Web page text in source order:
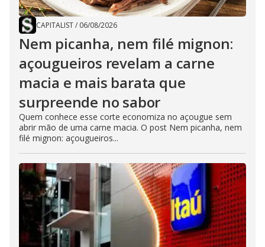
CAPITALIST/ 06/08/2026
Nem picanha, nem filé mignon:
açougueiros revelam a carne
macia e mais barata que
surpreende no sabor
Quem conhece esse corte economiza no açougue sem
abrir mão de uma carne macia. O post Nem picanha, nem
filé mignon: açougueiros...